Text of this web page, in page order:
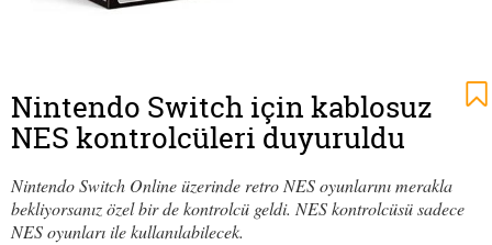
Nintendo Switch için kablosuz
NES kontrolcüleri duyuruldu
Nintendo Switch Online üzerinde retro NES oyunlarını merakla
bekliyorsanız özel bir de kontrolcü geldi. NES kontrolcüsü sadece
NES oyunları ile kullanılabilecek.